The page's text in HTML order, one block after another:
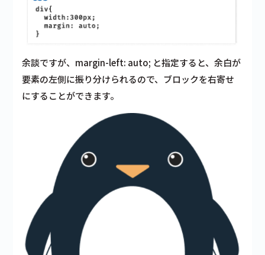
余談ですが、margin-left: auto; と指定すると、余白が
要素の左側に振り分けられるので、ブロックを右寄せ
にすることができます。